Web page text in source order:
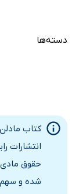
دسته‌ها
کتاب
انتشارات
حقوق مادی
شده و سهم